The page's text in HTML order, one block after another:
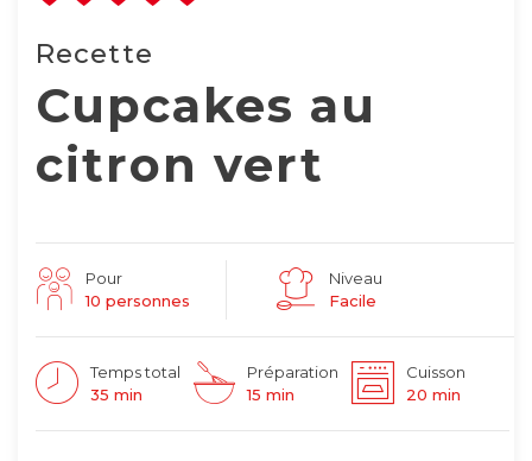
Recette
Cupcakes au
citron vert
Pour
10 personnes
Niveau
Facile
Temps total
35 min
Préparation
15 min
Cuisson
20 min